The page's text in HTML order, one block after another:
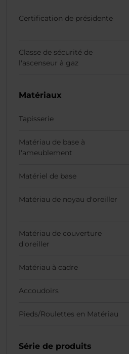
Certification de présidente
Classe de sécurité de
l'ascenseur à gaz
Matériaux
Tapisserie
Matériau de base à
l'ameublement
Matériel de base
Matériau de noyau d'oreiller
Matériau de couverture
d'oreiller
Matériau à cadre
Accoudoirs
Pieds/Roulettes en Matériau
Série de produits